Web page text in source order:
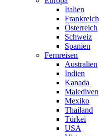
Italien
Frankreich
Österreich
Schweiz
Spanien
Fernreisen
Australien
Indien
Kanada
Malediven
Mexiko
Thailand
Türkei
USA